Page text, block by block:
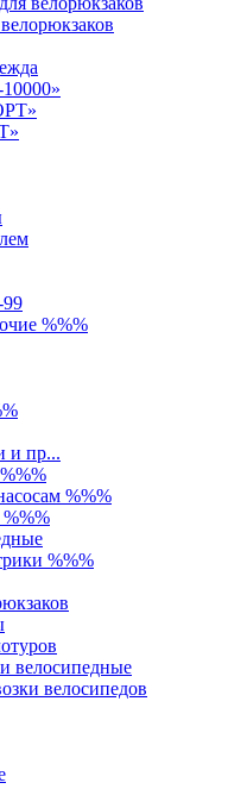
%%%
и пр...
%%%
%%%
велосипедные
велосипедов